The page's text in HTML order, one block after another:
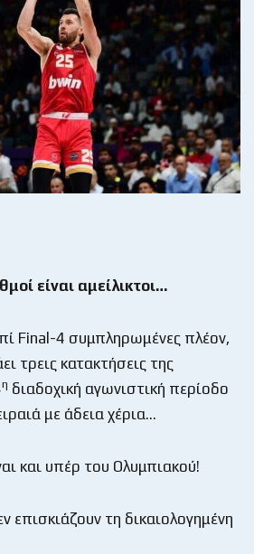
είναι αμείλικτοι…
Final-4 συμπληρωμένες πλέον,
τρεις κατακτήσεις της
η διαδοχική αγωνιστική περίοδο
με άδεια χέρια…
και υπέρ του Ολυμπιακού!
επισκιάζουν τη δικαιολογημένη